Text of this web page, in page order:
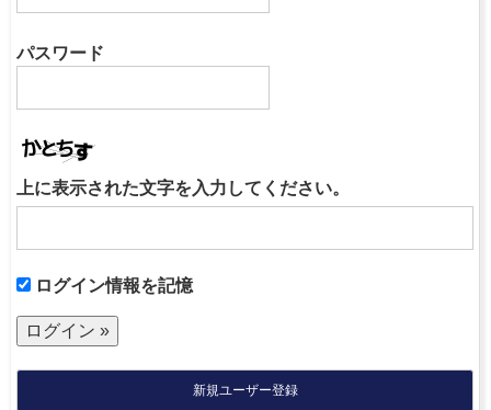
パスワード
上に表示された文字を入力してください。
ログイン情報を記憶
新規ユーザー登録